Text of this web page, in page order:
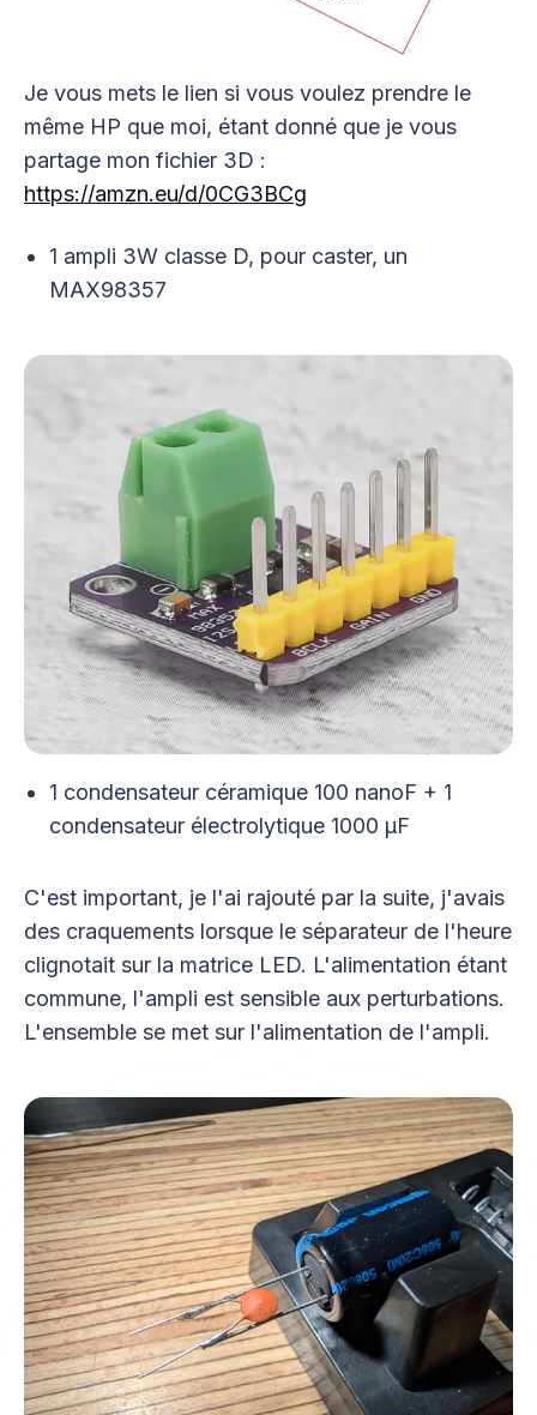
Je vous mets le lien si vous voulez prendre le
même HP que moi, étant donné que je vous
partage mon fichier 3D :
https://amzn.eu/d/0CG3BCg
1 ampli 3W classe D, pour caster, un
MAX98357
1 condensateur céramique 100 nanoF + 1
condensateur électrolytique 1000 µF
C'est important, je l'ai rajouté par la suite, j'avais
des craquements lorsque le séparateur de l'heure
clignotait sur la matrice LED. L'alimentation étant
commune, l'ampli est sensible aux perturbations.
L'ensemble se met sur l'alimentation de l'ampli.